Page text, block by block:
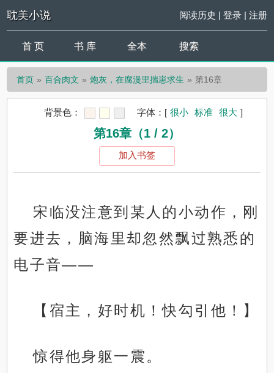
耽美小说 阅读历史 | 登录| 注册
首 页 书 库 全本 搜索
首页 百合肉文 炮灰，在腐漫里揣崽求生 第16章
背景色： 字体： [ 很小 标准 很大 ]
第16章（1 / 2）
加入书签
宋临没注意到某人的小动作，刚
要进去，脑海里却忽然飘过熟悉的
电子音——
【宿主，好时机！快勾引他！】
惊得他身躯一震。